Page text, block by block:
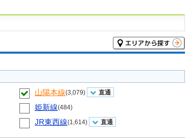
山陽本線(3,079) 直通
姫新線(484)
JR東西線(1,614) 直通